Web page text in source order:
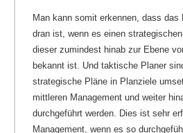
Man kann somit erkennen, dass das
dran ist, wenn es einen
dieser zumindest hinab zur Ebene
bekannt ist. Und taktische Planer
strategische Pläne in Planziele
mittleren Management und weiter
durchgeführt werden. Dies ist sehr
Management, wenn es so